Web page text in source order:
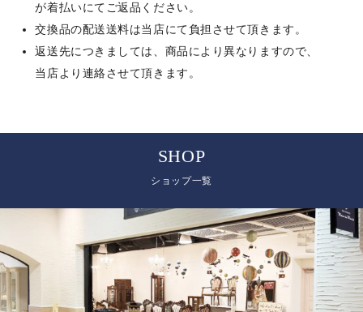
が着払いにてご返品ください。
交換品の配送送料は当店にて負担させて頂きます。
返送先につきましては、商品により異なりますので、
当店より連絡させて頂きます。
SHOP
ショップ一覧